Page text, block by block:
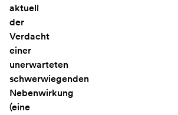
aktuell
der
Verdacht
einer
unerwarteten
schwerwiegenden
Nebenwirkung
(eine